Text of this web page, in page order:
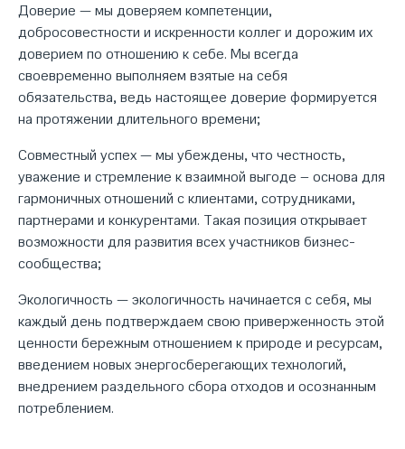
Доверие — мы доверяем компетенции,
добросовестности и искренности коллег и дорожим их
доверием по отношению к себе. Мы всегда
своевременно выполняем взятые на себя
обязательства, ведь настоящее доверие формируется
на протяжении длительного времени;
Совместный успех — мы убеждены, что честность,
уважение и стремление к взаимной выгоде – основа для
гармоничных отношений с клиентами, сотрудниками,
партнерами и конкурентами. Такая позиция открывает
возможности для развития всех участников бизнес-
сообщества;
Экологичность — экологичность начинается с себя, мы
каждый день подтверждаем свою приверженность этой
ценности бережным отношением к природе и ресурсам,
введением новых энергосберегающих технологий,
внедрением раздельного сбора отходов и осознанным
потреблением.